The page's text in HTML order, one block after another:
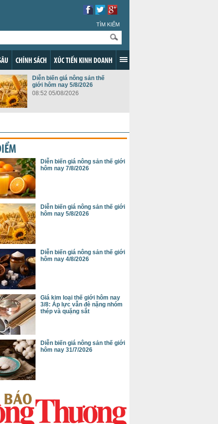
TÌM KIẾM
CHÍNH SÁCH XÚC TIẾN KINH DOANH
Diễn biến giá nông sản thế
giới hôm nay 5/8/2026
08:52 05/08/2026
Diễn biến giá nông sản thế giới
hôm nay 7/8/2026
Diễn biến giá nông sản thế giới
hôm nay 5/8/2026
Diễn biến giá nông sản thế giới
hôm nay 4/8/2026
Giá kim loại thế giới hôm nay
3/8: Áp lực vẫn đè nặng nhóm
thép và quặng sắt
Diễn biến giá nông sản thế giới
hôm nay 31/7/2026